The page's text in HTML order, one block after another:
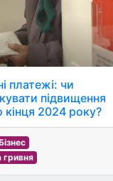
платежі: чи
підвищення
кінця 2024 року?
гривня